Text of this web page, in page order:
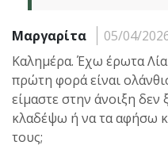
Μαργαρίτα
05/04/
Καλημέρα. Έχω έρωτα Λία
πρώτη φορά είναι
είμαστε στην άνοιξη
κλαδέψω ή να τα αφήσω
τους;